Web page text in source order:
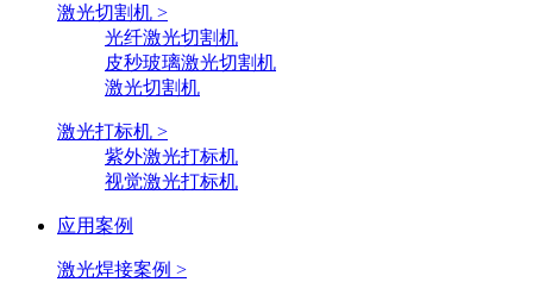
激光切割机 >
光纤激光切割机
皮秒玻璃激光切割机
激光切割机
激光打标机 >
紫外激光打标机
视觉激光打标机
应用案例
激光焊接案例 >